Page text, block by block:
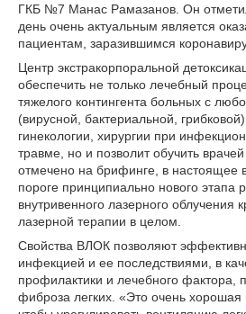
ГКБ №7 Манас Рамазанов. Он
день очень актуальным является
пациентам, заразившимся
Центр экстракорпоральной
обеспечить не только лечебный
тяжелого контингента больных с
(вирусной, бактериальной,
гинекологии, хирургии при
травме, но и позволит обучить
отмечено на брифинге, в настоящее
пороге принципиально нового этапа
внутривенного лазерного облучения
лазерной терапии в целом.
Свойства ВЛОК позволяют
инфекцией и ее последствиями, в
профилактики и лечебного фактора,
фиброза легких. «Это очень хорошая